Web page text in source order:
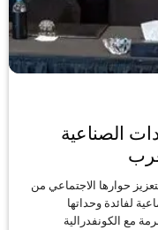
الصناعية
حوارها الاجتماعي من
لفائدة وحداتها
مع الكونفدرالية